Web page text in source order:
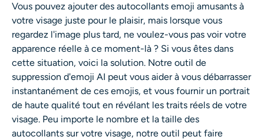
Vous pouvez ajouter des autocollants emoji amusants à
votre visage juste pour le plaisir, mais lorsque vous
regardez l'image plus tard, ne voulez-vous pas voir votre
apparence réelle à ce moment-là ? Si vous êtes dans
cette situation, voici la solution. Notre outil de
suppression d'emoji AI peut vous aider à vous débarrasser
instantanément de ces emojis, et vous fournir un portrait
de haute qualité tout en révélant les traits réels de votre
visage. Peu importe le nombre et la taille des
autocollants sur votre visage, notre outil peut faire